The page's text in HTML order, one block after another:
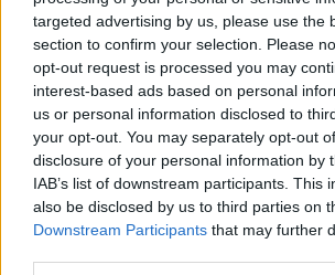
targeted advertising by us, please use the
section to confirm your selection. Please
opt-out request is processed you may
interest-based ads based on personal
us or personal information disclosed to
your opt-out. You may separately opt-out
disclosure of your personal information by
IAB’s list of downstream participants. This
also be disclosed by us to third parties on
Downstream Participants that may further
Commentando le relazioni economiche, ha
presenza della banca al dettaglio ungherese
ha rappresentato un fiore all’occhiello nella
L’esperienza dimostra che una volta che un
entra in un paese, gli altri seguiranno, ha
Rama ha ringraziato l’Ungheria per il suo
all’integrazione europea dell’Albania.
Ungheresi e albanesi sono legati da amicizia
anni fa e la cooperazione tra i due paesi deve
ulteriormente rafforzata, ha aggiunto Ha anche
l’Albania ha intenzione di lavorare insieme
solo nel rafforzamento dei legami economici